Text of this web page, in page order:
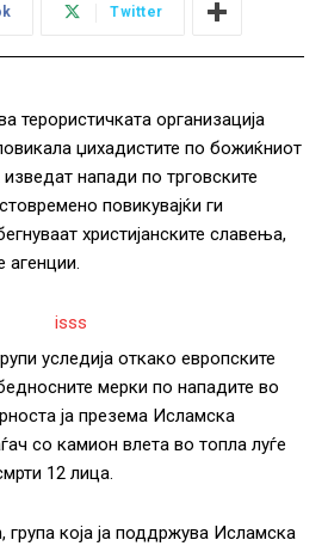
Twitter
терористичката организација
џихадистите по божиќниот
напади по трговските
повикувајќи ги
христијанските славења,
агенции.
уследија откако европските
мерки по нападите во
ја презема Исламска
со камион влета во топла луѓе
12 лица.
група која ја поддржува Исламска